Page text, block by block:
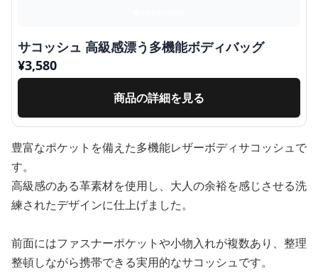
サコッシュ 高級感漂う多機能ボディバッグ
¥3,580
商品の詳細を見る
豊富なポケットを備えた多機能レザーボディサコッシュで
す。
高級感のある革素材を使用し、大人の余裕を感じさせる洗
練されたデザインに仕上げました。
前面にはファスナーポケットや小物入れが複数あり、整理
整頓しながら携帯できる実用的なサコッシュです。